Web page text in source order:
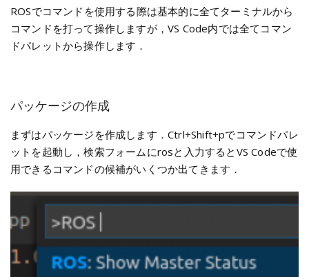
ROSでコマンドを使用する際は基本的に全てターミナルから
コマンドを打って操作しますが，VS Code内では全てコマン
ドパレットから操作します．
パッケージの作成
まずはパッケージを作成します．Ctrl+Shift+pでコマンドパレ
ットを起動し，検索フォームにrosと入力するとVS Codeで使
用できるコマンドの候補がいくつか出てきます．